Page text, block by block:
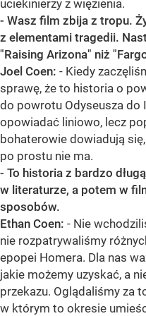
uciekinierzy z więzienia.
- Wasz film zbija z tropu.
z elementami tragedii.
"Raising Arizona" niż
Joel Coen: - Kiedy
sprawę, że to historia o
do powrotu Odyseusza do
opowiadać liniowo, lecz
bohaterowie dowiadują
po prostu nie ma.
- To historia z bardzo
w literaturze, a potem w
sposobów.
Ethan Coen: - Nie
nie rozpatrywaliśmy
epopei Homera. Dla nas
jakie możemy uzyskać, a
przekazu. Oglądaliśmy za
w którym to okresie